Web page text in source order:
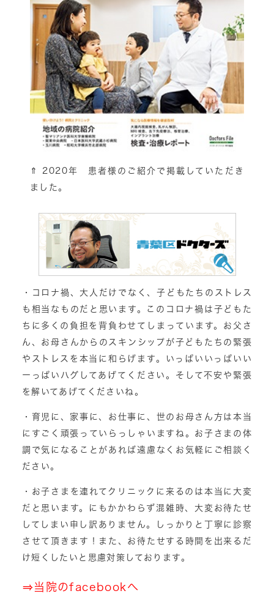
⇑ 2020年 患者様のご紹介で掲載していただき
ました。
・コロナ禍、大人だけでなく、子どもたちのストレス
も相当なものだと思います。このコロナ禍は子どもた
ちに多くの負担を背負わせてしまっています。お父さ
ん、お母さんからのスキンシップが子どもたちの緊張
やストレスを本当に和らげます。いっぱいいっぱいい
ーっぱいハグしてあげてください。そして不安や緊張
を解いてあげてくださいね。
・育児に、家事に、お仕事に、世のお母さん方は本当
にすごく頑張っていらっしゃいますね。お子さまの体
調で気になることがあれば遠慮なくお気軽にご相談く
ださい。
・お子さまを連れてクリニックに来るのは本当に大変
だと思います。にもかかわらず混雑時、大変お待たせ
してしまい申し訳ありません。しっかりと丁寧に診察
させて頂きます！また、お待たせする時間を出来るだ
け短くしたいと思慮対策しております。
⇒当院のfacebookへ